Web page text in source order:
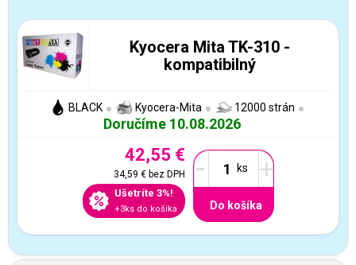
Kyocera Mita TK-310 -
kompatibilný
BLACK Kyocera-Mita 12000 strán
Doručíme 10.08.2026
42,55 €
34,59 €bez DPH
Ušetríte 3%!
+3ks do košíka
- +
Do košíka